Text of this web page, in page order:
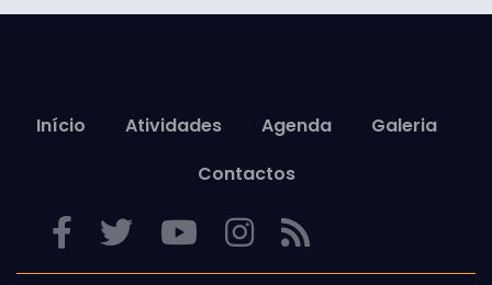
Início Atividades Agenda
Galeria
Contactos